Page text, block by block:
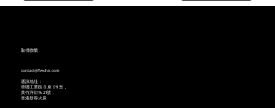
取得聯繫
contact@ffwdhk.com
通訊地址：
華聯工業區 B 座 611 室，
黃竹洋街15-21號，
香港新界火炭